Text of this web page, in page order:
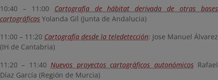
10:40 – 11:00 Cartografía de hábitat derivada de otras bases
cartográficas Yolanda Gil (Junta de Andalucia)
11:00 – 11:20 Cartografía desde la teledetección: Jose Manuel Álvarez
(IH de Cantabria)
11:20 – 11:40Nuevos proyectos cartográficos autonómicos Rafael
Díaz García (Región de Murcia)